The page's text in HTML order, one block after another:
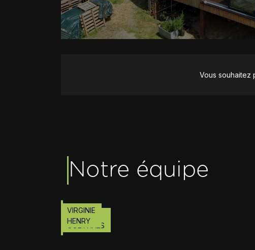
Vous souhaitez
Notre équipe
LIONEL
GOETHALS
VIRGINIE
HENRY